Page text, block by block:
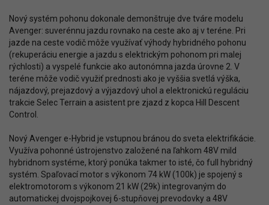
Nový systém pohonu dokonale demonštruje dve tváre modelu
Avenger: suverénnu jazdu rovnako na ceste ako aj v teréne. Pri
jazde na ceste vodič môže využívať výhody hybridného pohonu
(rekuperáciu energie a jazdu s elektrickým pohonom pri malej
rýchlosti) a vyspelé funkcie ako autonómna jazda úrovne 2. V
teréne môže vodič využiť prednosti ako je vyššia svetlá výška,
nájazdový, prejazdový a výjazdový uhol a elektronickú reguláciu
trakcie Selec Terrain a asistent pre zjazd z kopca Hill Descent
Control.
Nový Avenger e-Hybrid je vstupnou bránou do sveta elektrifikácie.
Využíva pohonné ústrojenstvo založené na ľahkom 48V mild
hybridnom systéme, ktorý ponúka takmer to isté, čo full hybridný
systém. Spaľovací motor s výkonom 74 kW (100k) je spojený s
elektromotorom s výkonom 21 kW (29k) integrovaným do
automatickej dvojspojkovej 6-stupňovej prevodovky a 48V